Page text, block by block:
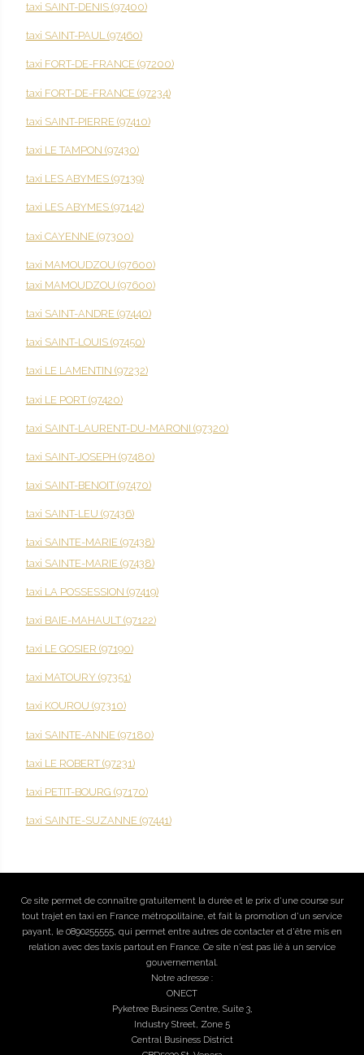
taxi SAINT-DENIS (97400)
taxi SAINT-PAUL (97460)
taxi FORT-DE-FRANCE (97200)
taxi FORT-DE-FRANCE (97234)
taxi SAINT-PIERRE (97410)
taxi LE TAMPON (97430)
taxi LES ABYMES (97139)
taxi LES ABYMES (97142)
taxi CAYENNE (97300)
taxi MAMOUDZOU (97600)
taxi MAMOUDZOU (97600)
taxi SAINT-ANDRE (97440)
taxi SAINT-LOUIS (97450)
taxi LE LAMENTIN (97232)
taxi LE PORT (97420)
taxi SAINT-LAURENT-DU-MARONI (97320)
taxi SAINT-JOSEPH (97480)
taxi SAINT-BENOIT (97470)
taxi SAINT-LEU (97436)
taxi SAINTE-MARIE (97438)
taxi SAINTE-MARIE (97438)
taxi LA POSSESSION (97419)
taxi BAIE-MAHAULT (97122)
taxi LE GOSIER (97190)
taxi MATOURY (97351)
taxi KOUROU (97310)
taxi SAINTE-ANNE (97180)
taxi LE ROBERT (97231)
taxi PETIT-BOURG (97170)
taxi SAINTE-SUZANNE (97441)
Ce site permet de connaître gratuitement la durée et le prix d'une course sur
tout trajet en taxi en France métropolitaine, et fait la promotion d'un service
payant, le 0890255555, qui permet entre autres de contacter et d'être mis en
relation avec des taxis partout en France. Ce site n'est pas lié à un service
gouvernemental.
Notre adresse :
ONECT
Pyketree Business Centre, Suite 3,
Industry Street, Zone 5
Central Business District